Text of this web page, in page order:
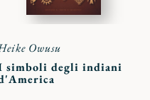
Owusu
simboli degli indiani